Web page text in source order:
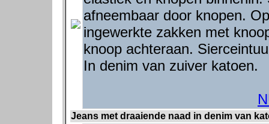
afneembaar door knopen.
ingewerkte zakken met
knoop achteraan.
In denim van zuiver katoen.
Jeans met draaiende naad in denim van